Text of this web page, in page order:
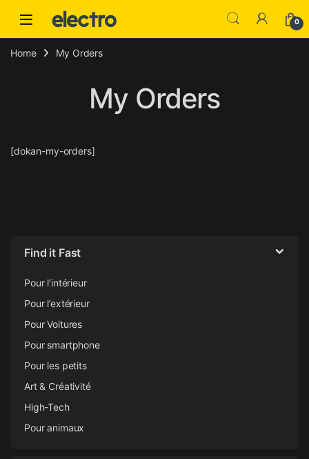
0
Home My Orders
My Orders
[dokan-my-orders]
Find it Fast
Pour l’intérieur
Pour l’extérieur
Pour Voitures
Pour smartphone
Pour les petits
Art & Créativité
High-Tech
Pour animaux